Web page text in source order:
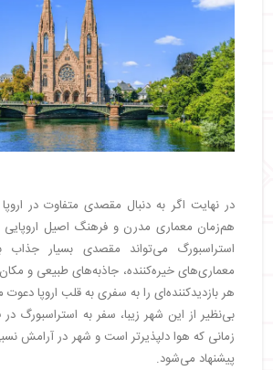
در نهایت اگر به دنبال مقصدی متفاوت در
هم‌زمان معماری مدرن و فرهنگ اصیل اروپایی
استراسبورگ می‌تواند مقصدی بسیار جذاب
معماری‌های خیره‌کننده، جاذبه‌های طبیعی و
هر بازدیدکننده‌ای را به سفری به قلب اروپا
بی‌نظیر از این شهر زیبا، سفر به استراسبورگ در
زمانی که هوا دلپذیرتر است و شهر در آرامش
پیشنهاد می‌شود.